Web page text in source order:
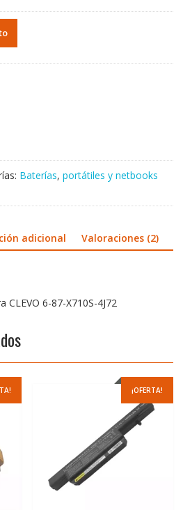
Baterías, portátiles y netbooks
adicional Valoraciones (2)
6-87-X710S-4J72
¡OFERTA!